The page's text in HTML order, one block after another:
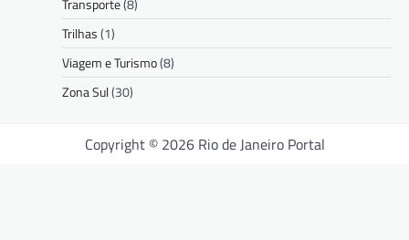
Transporte(8)
Trilhas(1)
Viagem e Turismo(8)
Zona Sul(30)
Copyright © 2026 Rio de Janeiro Portal